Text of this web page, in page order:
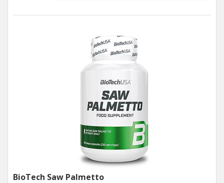
BioTech Saw Palmetto